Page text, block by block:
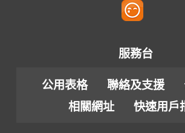
服務台
公用表格 聯絡及支援
相關網址
快速用戶